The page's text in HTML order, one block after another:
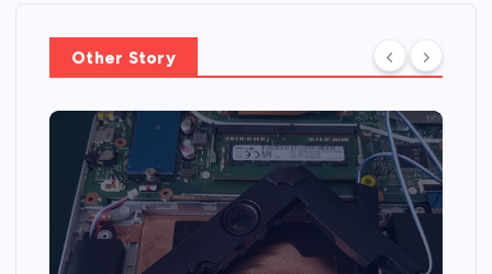
Other Story